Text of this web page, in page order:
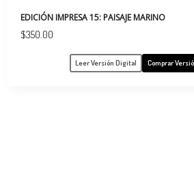
EDICIÓN IMPRESA 15: PAISAJE MARINO
$350.00
Leer Versión Digital Comprar